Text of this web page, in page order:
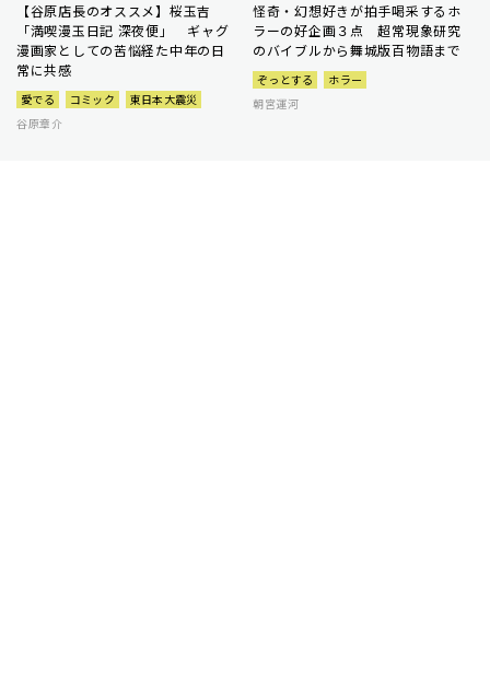
【谷原店長のオススメ】桜玉吉
「満喫漫玉日記 深夜便」 ギャグ
漫画家としての苦悩経た中年の日
常に共感
愛でる コミック
東日本大震災
谷原章介
怪奇・幻想好きが拍手喝采するホ
ラーの好企画３点 超常現象研究
のバイブルから舞城版百物語まで
ぞっとする
ホラー
朝宮運河